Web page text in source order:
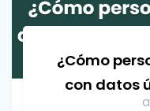
¿Cómo
con datos